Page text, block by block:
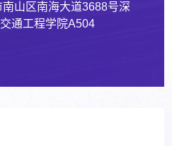
南山区南海大道3688号深
通工程学院A504